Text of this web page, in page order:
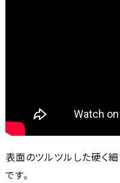
表面のツルツルした硬く
です。